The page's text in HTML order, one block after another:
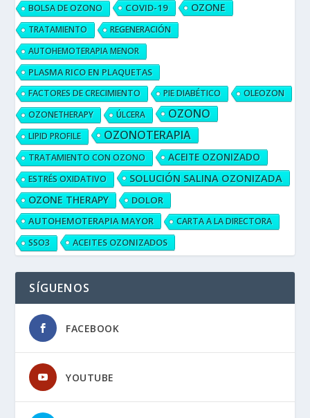
BOLSA DE OZONO COVID-19 OZONE
TRATAMIENTO
REGENERACIÓN
AUTOHEMOTERAPIA MENOR
PLASMA RICO EN PLAQUETAS
FACTORES DE CRECIMIENTO PIE DIABÉTICO
OLEOZON
OZONETHERAPY
ÚLCERA OZONO
LIPID PROFILE OZONOTERAPIA
TRATAMIENTO CON OZONO ACEITE OZONIZADO
ESTRÉS OXIDATIVO SOLUCIÓN SALINA OZONIZADA
OZONE THERAPY
DOLOR
AUTOHEMOTERAPIA MAYOR
CARTA A LA DIRECTORA
SSO3
ACEITES OZONIZADOS
SÍGUENOS
FACEBOOK
YOUTUBE